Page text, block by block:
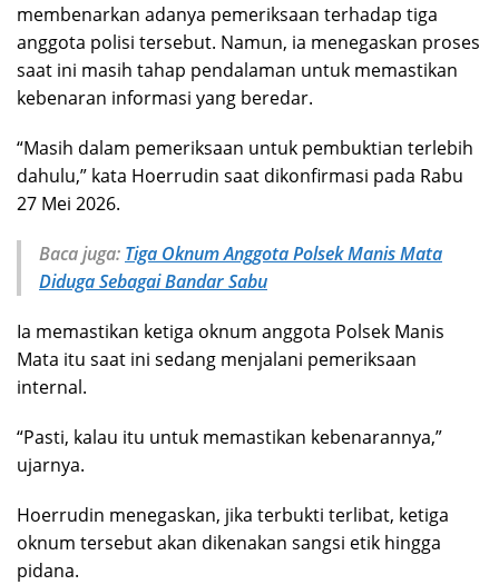
membenarkan adanya pemeriksaan terhadap tiga
anggota polisi tersebut. Namun, ia menegaskan proses
saat ini masih tahap pendalaman untuk memastikan
kebenaran informasi yang beredar.
“Masih dalam pemeriksaan untuk pembuktian terlebih
dahulu,” kata Hoerrudin saat dikonfirmasi pada Rabu
27 Mei 2026.
Baca juga: Tiga Oknum Anggota Polsek Manis Mata
Diduga Sebagai Bandar Sabu
Ia memastikan ketiga oknum anggota Polsek Manis
Mata itu saat ini sedang menjalani pemeriksaan
internal.
“Pasti, kalau itu untuk memastikan kebenarannya,”
ujarnya.
Hoerrudin menegaskan, jika terbukti terlibat, ketiga
oknum tersebut akan dikenakan sangsi etik hingga
pidana.